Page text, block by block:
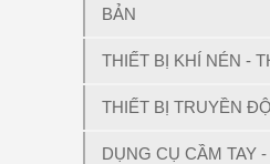
BẢN
THIẾT BỊ KHÍ NÉN -
THIẾT BỊ TRUYỀN
DỤNG CỤ CẦM TAY